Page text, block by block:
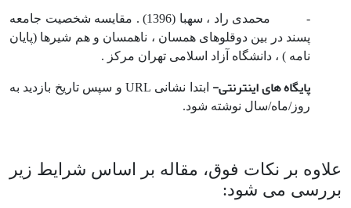
- محمدی راد ، سهبا (1396) . مقایسه شخصیت جامعه
پسند در بین دوقلوهای همسان ، ناهمسان و هم شیرها (پایان
نامه ) ، دانشگاه آزاد اسلامی تهران مرکز .
پایگاه های اینترنتی-
ابتدا نشانی URL و سپس تاریخ بازدید به
روز/ماه/سال نوشته شود.
علاوه بر نکات فوق، مقاله بر اساس شرایط زیر
بررسی می شود: